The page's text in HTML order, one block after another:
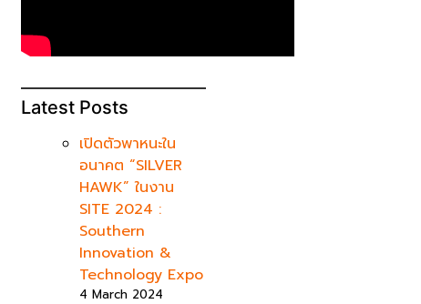
Latest Posts
เปิดตัวพาหนะใน
อนาคต “SILVER
HAWK” ในงาน
SITE 2024 :
Southern
Innovation &
Technology Expo
4 March 2024